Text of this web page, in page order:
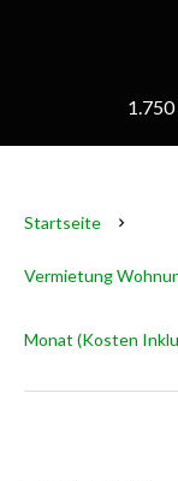
Startseite
Vermietung
Monat (Kosten